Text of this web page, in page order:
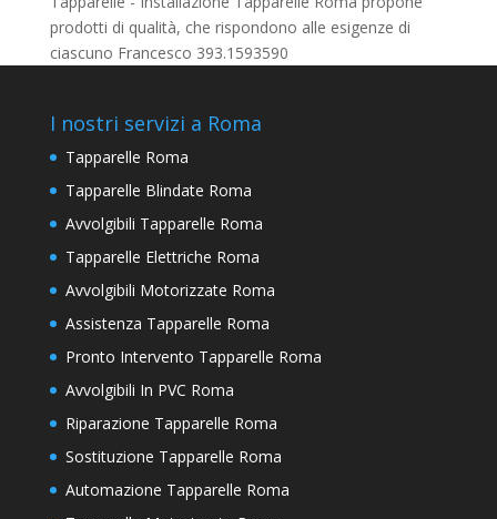
prodotti di qualità, che rispondono alle esigenze di
ciascuno Francesco 393.1593590
I nostri servizi a Roma
Tapparelle Roma
Tapparelle Blindate Roma
Avvolgibili Tapparelle Roma
Tapparelle Elettriche Roma
Avvolgibili Motorizzate Roma
Assistenza Tapparelle Roma
Pronto Intervento Tapparelle Roma
Avvolgibili In PVC Roma
Riparazione Tapparelle Roma
Sostituzione Tapparelle Roma
Automazione Tapparelle Roma